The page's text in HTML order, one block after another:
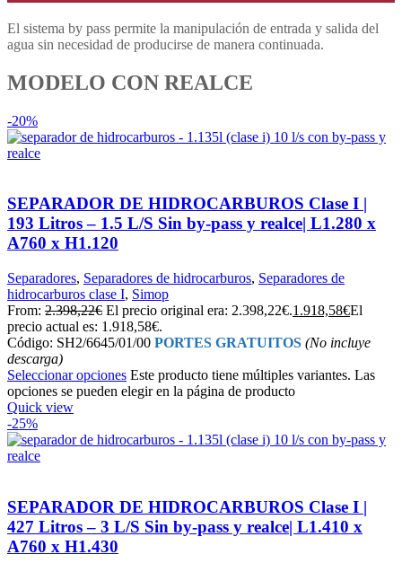
El sistema by pass permite la manipulación de entrada y salida del
agua sin necesidad de producirse de manera continuada.
MODELO CON REALCE
-20%
SEPARADOR DE HIDROCARBUROS Clase I |
193 Litros – 1.5 L/S Sin by-pass y realce| L1.280 x
A760 x H1.120
Separadores, Separadores de hidrocarburos, Separadores de
hidrocarburos clase I, Simop
From: 2.398,22€ El precio original era: 2.398,22€.1.918,58€El
precio actual es: 1.918,58€.
Código: SH2/6645/01/00 PORTES GRATUITOS (No incluye
descarga)
Seleccionar opciones Este producto tiene múltiples variantes. Las
opciones se pueden elegir en la página de producto
Quick view
-25%
SEPARADOR DE HIDROCARBUROS Clase I |
427 Litros – 3 L/S Sin by-pass y realce| L1.410 x
A760 x H1.430